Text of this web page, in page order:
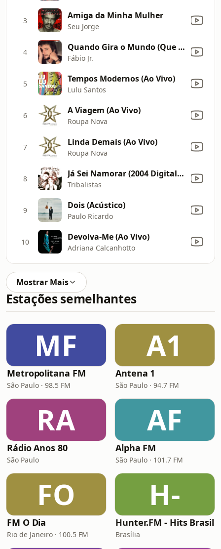
3 Amiga da Minha Mulher
Seu Jorge
4 Quando Gira o Mundo (Que No Se Acabe el Mundo)
Fábio Jr.
5 Tempos Modernos (Ao Vivo)
Lulu Santos
6 A Viagem (Ao Vivo)
Roupa Nova
7 Linda Demais (Ao Vivo)
Roupa Nova
8 Já Sei Namorar (2004 Digital Remaster)
Tribalistas
9 Dois (Acústico)
Paulo Ricardo
10 Devolva-Me (Ao Vivo)
Adriana Calcanhotto
Mostrar Mais
Estações semelhantes
MF
Metropolitana FM
São Paulo · 98.5 FM
A1
Antena 1
São Paulo · 94.7 FM
RA
Rádio Anos 80
São Paulo
AF
Alpha FM
São Paulo · 101.7 FM
FO
FM O Dia
Rio de Janeiro · 100.5 FM
H-
Hunter.FM - Hits Brasil
Brasília